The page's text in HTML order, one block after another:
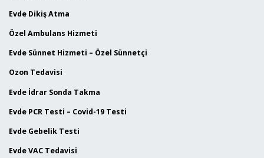
Evde Dikiş Atma
Özel Ambulans Hizmeti
Evde Sünnet Hizmeti – Özel Sünnetçi
Ozon Tedavisi
Evde İdrar Sonda Takma
Evde PCR Testi – Covid-19 Testi
Evde Gebelik Testi
Evde VAC Tedavisi